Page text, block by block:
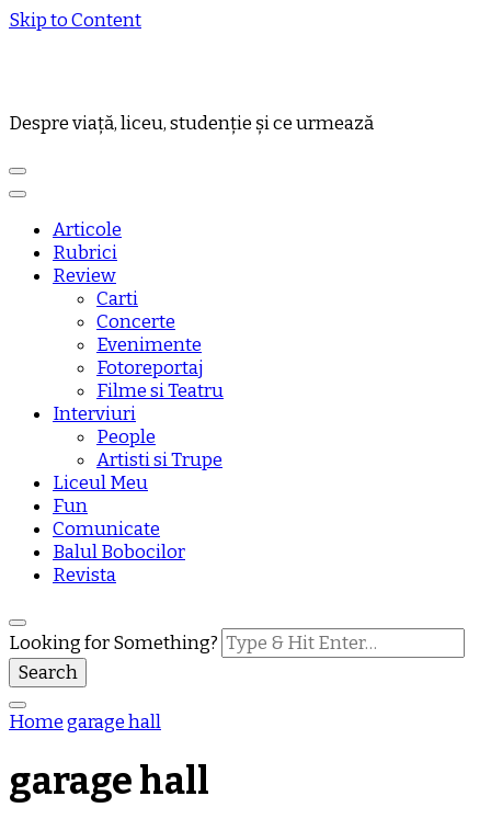
Skip to Content
Despre viață, liceu, studenție și ce urmează
Articole
Rubrici
Review
Carti
Concerte
Evenimente
Fotoreportaj
Filme si Teatru
Interviuri
People
Artisti si Trupe
Liceul Meu
Fun
Comunicate
Balul Bobocilor
Revista
Looking for Something?
Homegarage hall
garage hall